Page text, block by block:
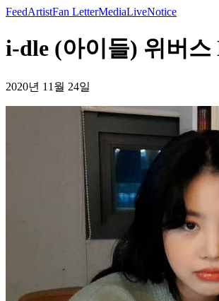
FeedArtistFan LetterMediaLiveNotice
i-dle (아이들) 위버
2020년 11월 24일